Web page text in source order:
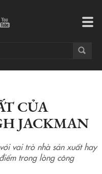
CỦA
JACKMAN
vai trò nhà sản xuất hay
trong lòng công
Hugh Jackman